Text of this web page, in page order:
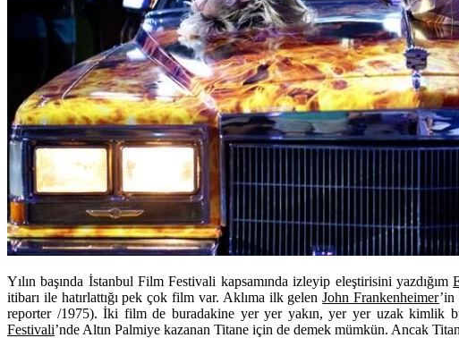
Yılın başında İstanbul Film Festivali kapsamında izleyip eleştirisini yazdığım
itibarı ile hatırlattığı pek çok film var. Aklıma ilk gelenJohn Frankenheimer
reporter /1975). İki film de buradakine yer yer yakın, yer yer uzak kimlik
Festivali’nde Altın Palmiye kazanan Titane için de demek mümkün. Ancak